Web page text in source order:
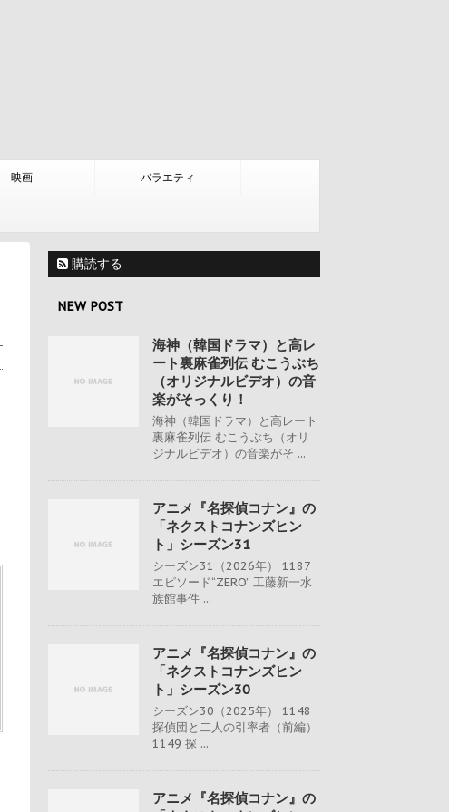
映画 バラエティ
購読する
NEW POST
海神（韓国ドラマ）と高レ
ート裏麻雀列伝 むこうぶち
（オリジナルビデオ）の音
楽がそっくり！
海神（韓国ドラマ）と高レート
裏麻雀列伝 むこうぶち（オリ
ジナルビデオ）の音楽がそ ...
アニメ『名探偵コナン』の
「ネクストコナンズヒン
ト」シーズン31
シーズン31（2026年） 1187
エピソード“ZERO” 工藤新一水
族館事件 ...
アニメ『名探偵コナン』の
「ネクストコナンズヒン
ト」シーズン30
シーズン30（2025年） 1148
探偵団と二人の引率者（前編）
1149 探 ...
アニメ『名探偵コナン』の